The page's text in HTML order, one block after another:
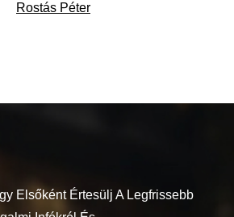
Rostás Péter
Elsőként Értesülj A Legfrissebb